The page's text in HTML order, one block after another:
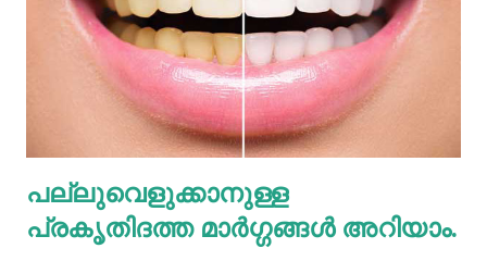
ശ്രദ്ധിക്കേണ്ടതുണ്ട്. കുറെ ആളുകൾക്ക് ഒരുമിച്ച് കഴിക്കാൻ
കൊണ്ടുവന്ന ഭക്ഷണം നമ്മൾ നമ്മുടെ പാത്രത്തിലേക്ക് ധൃതി
കൂട്ടി എടുത്തിട്ട് കഴിച്ചു തീർക്കുന്നതും ഒരിക്കലും ശരിയായ
രീതിയല്ല. ഇത് മറ്റുള്ളവർക്ക് നമ്മളെക്കുറിച്ച് വളരെ
തെറ്റിദ്ധാരണ ഉണ്ടാക്കാൻ കാരണമായിത്തീരും. അതുപോലെ
വെള്ളം പോലെയുള്ള സാധനങ്ങൾ ഒരു പാത്രത്തിൽ
കൊണ്ടുവച്ചാൽ അത് അപ്പാടെ കുടിക്കാതെ മറ്റുള്ളവർക്ക്
കൂട...
പല്ലുവെളുക്കാനുള്ള
പ്രകൃതിദത്ത മാര്‍ഗ്ഗങ്ങള്‍ അറിയാം.